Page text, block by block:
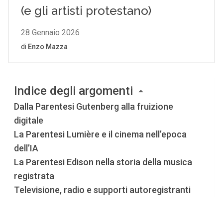
Indice degli argomenti
Dalla Parentesi Gutenberg alla fruizione
digitale
La Parentesi Lumière e il cinema nell’epoca
dell’IA
La Parentesi Edison nella storia della musica
registrata
Televisione, radio e supporti autoregistranti